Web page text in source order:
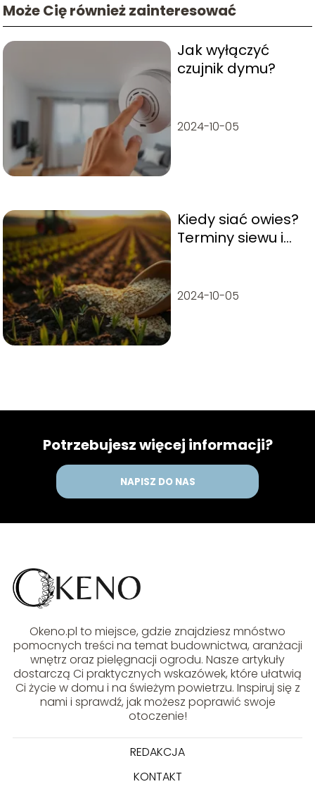
Może Cię również zainteresować
Jak wyłączyć
czujnik dymu?
2024-10-05
Kiedy siać owies?
Terminy siewu i
2024-10-05
Potrzebujesz więcej informacji?
NAPISZ DO NAS
Okeno.pl to miejsce, gdzie znajdziesz mnóstwo
pomocnych treści na temat budownictwa, aranżacji
wnętrz oraz pielęgnacji ogrodu. Nasze artykuły
dostarczą Ci praktycznych wskazówek, które ułatwią
Ci życie w domu i na świeżym powietrzu. Inspiruj się z
nami i sprawdź, jak możesz poprawić swoje
otoczenie!
REDAKCJA
KONTAKT